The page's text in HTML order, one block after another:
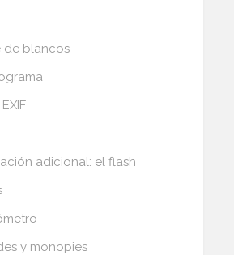
de blancos
adicional: el flash
y monopies